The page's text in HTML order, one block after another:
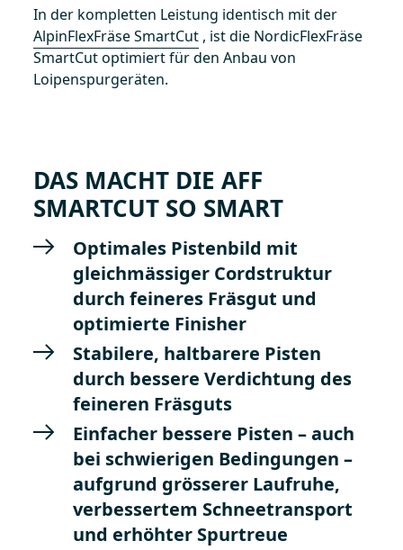
In der kompletten Leistung identisch mit der
AlpinFlexFräse SmartCut, ist die NordicFlexFräse
SmartCut optimiert für den Anbau von
Loipenspurgeräten.
DAS MACHT DIE AFF
SMARTCUT SO SMART
Optimales Pistenbild mit
gleichmässiger Cordstruktur
durch feineres Fräsgut und
optimierte Finisher
Stabilere, haltbarere Pisten
durch bessere Verdichtung des
feineren Fräsguts
Einfacher bessere Pisten – auch
bei schwierigen Bedingungen –
aufgrund grösserer Laufruhe,
verbessertem Schneetransport
und erhöhter Spurtreue